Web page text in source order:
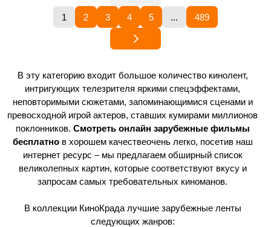
1 2 3 4 5 ... 489
В эту категорию входит большое количество кинолент,
интригующих телезрителя яркими спецэффектами,
неповторимыми сюжетами, запоминающимися сценами и
превосходной игрой актеров, ставших кумирами миллионов
поклонников. Смотреть онлайн зарубежные фильмы
бесплатнов хорошем качествеочень легко, посетив наш
интернет ресурс – мы предлагаем обширный список
великолепных картин, которые соответствуют вкусу и
запросам самых требовательных киноманов.
В коллекции КиноКрада лучшие зарубежные ленты
следующих жанров: